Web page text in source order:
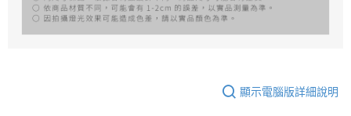
顯示電腦版詳細說明